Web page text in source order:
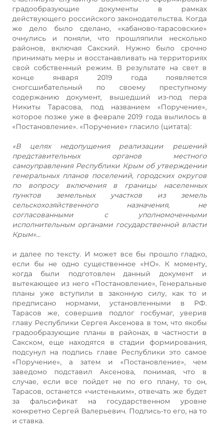
градообразующие документы в рамках
действующего российского законодательства. Когда
же дело было сделано, «кабаново-тарасовские»
очнулись и поняли, что прошляпили несколько
районов, включая Сакский. Нужно было срочно
принимать меры и восстанавливать на территориях
свой собственный режим. В результате на свет в
конце января 2019 года появляется
сногсшибательный по своему преступному
содержанию документ, вышедший из-под пера
Никиты Тарасова, под названием «Поручение»,
которое позже уже в феврале 2019 года вылилось в
«Постановление». «Поручение» гласило (цитата):
«В целях недопущения реализации решений
представительных органов местного
самоуправления Республики Крым об утверждении
генеральных планов поселений, городских округов
по вопросу включения в границы населенных
пунктов земельных участков из земель
сельскохозяйственного назначения, не
согласованными с уполномоченными
исполнительным органами государственной власти
Крым»…
и далее по тексту. И может все бы прошло гладко,
если бы не одно существенное «НО». К моменту,
когда были подготовлен данный документ и
вытекающее из него «Постановление», Генеральные
планы уже вступили в законную силу, как то и
предписано нормами, установленными в РФ.
Тарасов же, совершив подлог госбумаг, уверив
главу Республики Сергея Аксенова в том, что якобы
градообразующие планы в районах, в частности в
Сакском, еще находятся в стадии формирования,
подсунул на подпись главе Республики это самое
«Поручение», а затем и «Постановление», чем
заведомо подставил Аксенова, понимая, что в
случае, если все пойдет не по его плану, то он,
Тарасов, останется «чистеньким», отвечать же будет
за фальсификат на государственном уровне
конкретно Сергей Валерьевич. Подпись-то его, на то
и ставка.